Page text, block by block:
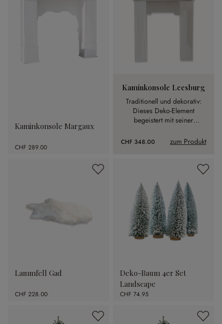
Kaminkonsole Margaux
CHF 289.00
Kaminkonsole Leesburg
Traditionell und dekorativ:
Dieses Deko-Element
begeistert mit seiner
CHF 348.00 zum Produkt
Lammfell Gad
CHF 228.00
Deko-Baum 4er Set
Landscape
CHF 74.95